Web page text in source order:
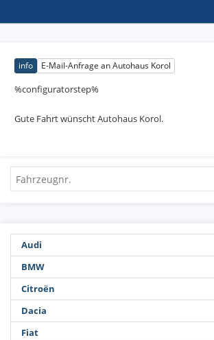
info E-Mail-Anfrage an Autohaus Korol
%configuratorstep%
Gute Fahrt wünscht Autohaus Korol.
Fahrzeugnr.
Audi
BMW
Citroën
Dacia
Fiat